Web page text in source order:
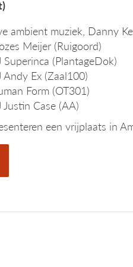
ambient muziek, Danny
Meijer (Ruigoord)
(PlantageDok)
Ex (Zaal100)
Form (OT301)
Case (AA)
een vrijplaats in